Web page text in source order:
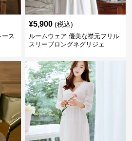
ース
¥5,900 (税込)
ルームウェア 優美な襟元フリル
スリーブロングネグリジェ